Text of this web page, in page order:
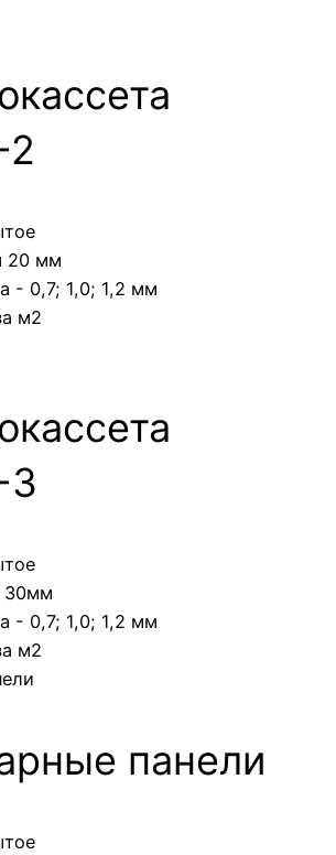
20 мм
- 0,7; 1,0; 1,2 мм
м2
3
30мм
- 0,7; 1,0; 1,2 мм
м2
панели